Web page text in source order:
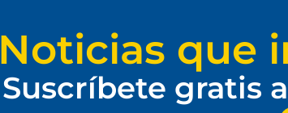
Noticias que
Suscríbete gratis